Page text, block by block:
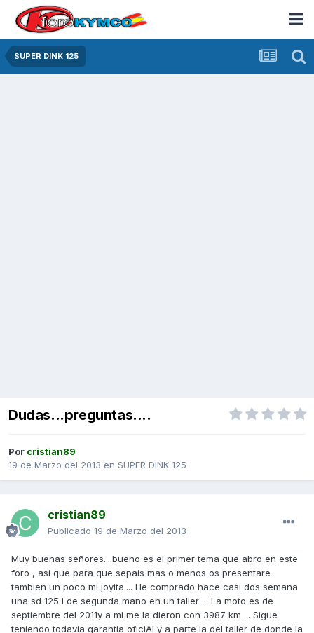
SUPER DINK 125
Dudas...preguntas....
Por cristian89
19 de Marzo del 2013 en SUPER DINK 125
cristian89
Publicado 19 de Marzo del 2013
Muy buenas señores....bueno es el primer tema que abro en este
foro , asi que para que sepais mas o menos os presentare
tambien un poco mi joyita.... He comprado hace casi dos semana
una sd 125 i de segunda mano en un taller ... La moto es de
septiembre del 2011y a mi me la dieron con 3987 km ... Sigue
teniendo todavia garantia oficiAl y a parte la del taller de donde la